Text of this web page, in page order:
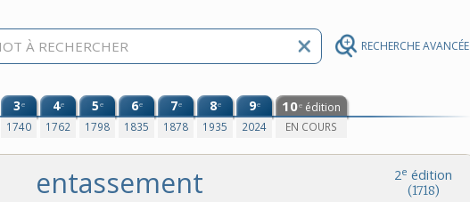
RECHERCHE AVANCÉE
3e
1740
4e
1762
5e
1798
6e
1835
7e
1878
8e
1935
9e
2024
10e édition
EN COURS
2e édition
(1718)
entassement